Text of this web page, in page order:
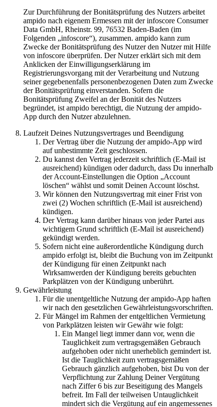
Zur Durchführung der Bonitätsprüfung des Nutzers arbeitet
ampido nach eigenem Ermessen mit der infoscore Consumer
Data GmbH, Rheinstr. 99, 76532 Baden-Baden (im
Folgenden „infoscore“), zusammen. ampido kann zum
Zwecke der Bonitätsprüfung des Nutzer den Nutzer mit Hilfe
von infoscore überprüfen. Der Nutzer erklärt sich mit dem
Anklicken der Einwilligungserklärung im
Registrierungsvorgang mit der Verarbeitung und Nutzung
seiner gegebenenfalls personenbezogenen Daten zum Zwecke
der Bonitätsprüfung einverstanden. Sofern die
Bonitätsprüfung Zweifel an der Bonität des Nutzers
begründet, ist ampido berechtigt, die Nutzung der ampido-
App durch den Nutzer abzulehnen.
Laufzeit Deines Nutzungsvertrages und Beendigung
Der Vertrag über die Nutzung der ampido-App wird
auf unbestimmte Zeit geschlossen.
Du kannst den Vertrag jederzeit schriftlich (E-Mail ist
ausreichend) kündigen oder dadurch, dass Du innerhalb
der Account-Einstellungen die Option „Account
löschen“ wählst und somit Deinen Account löschst.
Wir können den Nutzungsvertrag mit einer Frist von
zwei (2) Wochen schriftlich (E-Mail ist ausreichend)
kündigen.
Der Vertrag kann darüber hinaus von jeder Partei aus
wichtigem Grund schriftlich (E-Mail ist ausreichend)
gekündigt werden.
Sofern nicht eine außerordentliche Kündigung durch
ampido erfolgt ist, bleibt die Buchung von im Zeitpunkt
der Kündigung für einen Zeitpunkt nach
Wirksamwerden der Kündigung bereits gebuchten
Parkplätzen von der Kündigung unberührt.
Gewährleistung
Für die unentgeltliche Nutzung der ampido-App haften
wir nach den gesetzlichen Gewährleistungsvorschriften.
Für Mängel im Rahmen der entgeltlichen Vermietung
von Parkplätzen leisten wir Gewähr wie folgt:
Ein Mangel liegt immer dann vor, wenn die
Tauglichkeit zum vertragsgemäßen Gebrauch
aufgehoben oder nicht unerheblich gemindert ist.
Ist die Tauglichkeit zum vertragsgemäßen
Gebrauch gänzlich aufgehoben, bist Du von der
Verpflichtung zur Zahlung Deiner Vergütung
nach Ziffer 6 bis zur Beseitigung des Mangels
befreit. Im Fall der teilweisen Untauglichkeit
mindert sich die Vergütung auf ein angemessenes